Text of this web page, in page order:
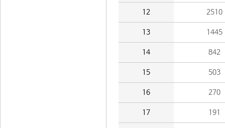
12 2510
13 1445
14 842
15 503
16 270
17 191